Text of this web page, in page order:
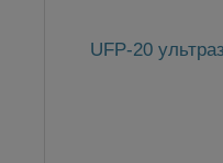
UFP-20